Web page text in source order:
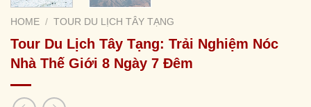
HOME / TOUR DU LỊCH TÂY TẠNG
Tour Du Lịch Tây Tạng: Trải Nghiệm Nóc
Nhà Thế Giới 8 Ngày 7 Đêm